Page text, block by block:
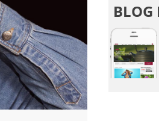
BLOG